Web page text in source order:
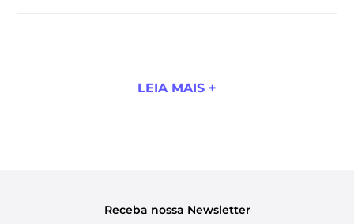
LEIA MAIS +
Receba nossa Newsletter